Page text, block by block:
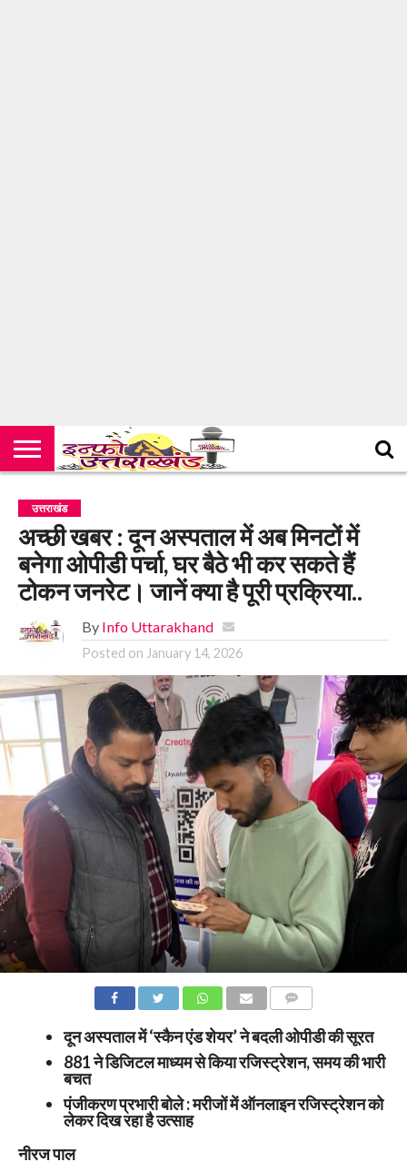
उत्तराखंड
अच्छी खबर : दून अस्पताल में अब मिनटों में
बनेगा ओपीडी पर्चा, घर बैठे भी कर सकते हैं
टोकन जनरेट। जानें क्या है पूरी प्रक्रिया..
By Info Uttarakhand
Posted on January 14, 2026
दून अस्पताल में ‘स्कैन एंड शेयर’ ने बदली ओपीडी की सूरत
881 ने डिजिटल माध्यम से किया रजिस्ट्रेशन, समय की भारी
बचत
पंजीकरण प्रभारी बोले : मरीजों में ऑनलाइन रजिस्ट्रेशन को
लेकर दिख रहा है उत्साह
नीरज पाल